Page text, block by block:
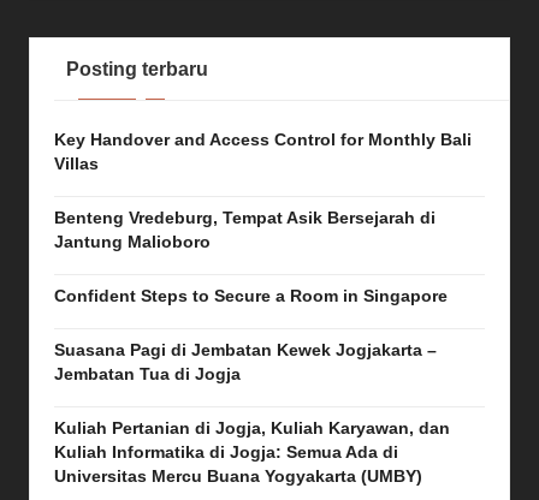
Posting terbaru
Key Handover and Access Control for Monthly Bali
Villas
Benteng Vredeburg, Tempat Asik Bersejarah di
Jantung Malioboro
Confident Steps to Secure a Room in Singapore
Suasana Pagi di Jembatan Kewek Jogjakarta –
Jembatan Tua di Jogja
Kuliah Pertanian di Jogja, Kuliah Karyawan, dan
Kuliah Informatika di Jogja: Semua Ada di
Universitas Mercu Buana Yogyakarta (UMBY)